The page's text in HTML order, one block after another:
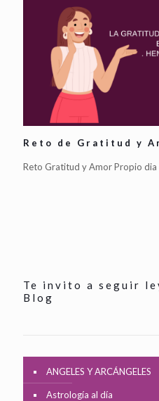
Reto de Gratitud y
Reto Gratitud y Amor Propio dia
Te invito a seguir
Blog
ANGELES Y ARCÁNGELES
Astrología al día